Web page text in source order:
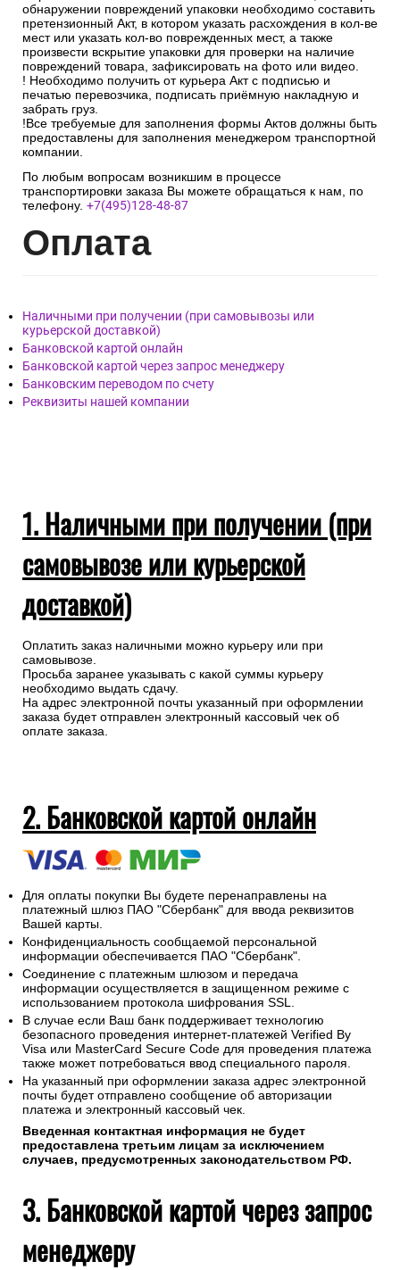
обнаружении повреждений упаковки необходимо составить
претензионный Акт, в котором указать расхождения в кол-ве
мест или указать кол-во поврежденных мест, а также
произвести вскрытие упаковки для проверки на наличие
повреждений товара, зафиксировать на фото или видео.
! Необходимо получить от курьера Акт с подписью и
печатью перевозчика, подписать приёмную накладную и
забрать груз.
!Все требуемые для заполнения формы Актов должны быть
предоставлены для заполнения менеджером транспортной
компании.
По любым вопросам возникшим в процессе
транспортировки заказа Вы можете обращаться к нам, по
телефону. +7(495)128-48-87
Оплата
Наличными при получении (при самовывозы или
курьерской доставкой)
Банковской картой онлайн
Банковской картой через запрос менеджеру
Банковским переводом по счету
Реквизиты нашей компании
1. Наличными при получении (при
самовывозе или курьерской
доставкой)
Оплатить заказ наличными можно курьеру или при
самовывозе.
Просьба заранее указывать с какой суммы курьеру
необходимо выдать сдачу.
На адрес электронной почты указанный при оформлении
заказа будет отправлен электронный кассовый чек об
оплате заказа.
2. Банковской картой онлайн
Для оплаты покупки Вы будете перенаправлены на
платежный шлюз ПАО "Сбербанк" для ввода реквизитов
Вашей карты.
Конфиденциальность сообщаемой персональной
информации обеспечивается ПАО "Сбербанк".
Соединение с платежным шлюзом и передача
информации осуществляется в защищенном режиме с
использованием протокола шифрования SSL.
В случае если Ваш банк поддерживает технологию
безопасного проведения интернет-платежей Verified By
Visa или MasterCard Secure Code для проведения платежа
также может потребоваться ввод специального пароля.
На указанный при оформлении заказа адрес электронной
почты будет отправлено сообщение об авторизации
платежа и электронный кассовый чек.
Введенная контактная информация не будет
предоставлена третьим лицам за исключением
случаев, предусмотренных законодательством РФ.
3. Банковской картой через запрос
менеджеру